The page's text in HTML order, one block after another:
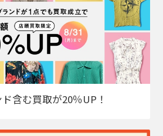
含む買取が20％UP！